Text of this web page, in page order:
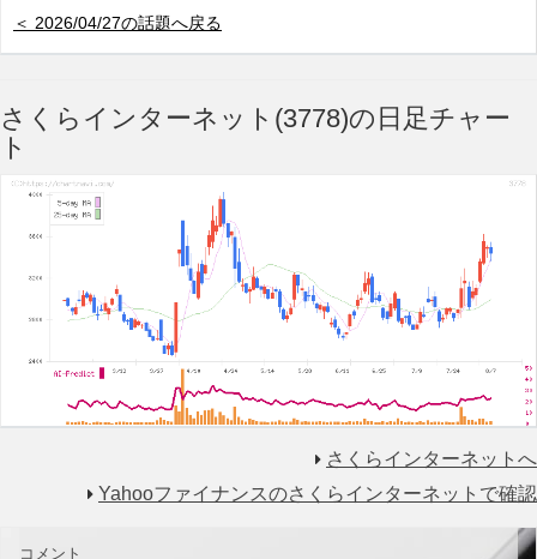
＜ 2026/04/27の話題へ戻る
さくらインターネット(3778)の日足チャー
ト
さくらインターネットへ
Yahooファイナンスのさくらインターネットで確認
コメント